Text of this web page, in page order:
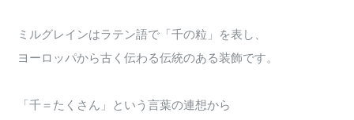
ミルグレインはラテン語で「千の粒」を表し、
ヨーロッパから古く伝わる伝統のある装飾です。
「千＝たくさん」という言葉の連想から